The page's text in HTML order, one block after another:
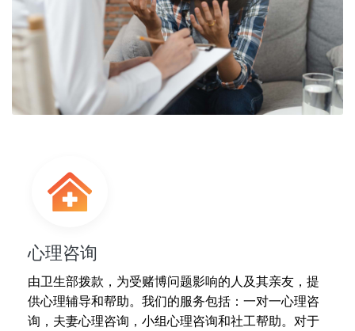
心理咨询
由卫生部拨款，为受赌博问题影响的人及其亲友，提
供心理辅导和帮助。我们的服务包括：一对一心理咨
询，夫妻心理咨询，小组心理咨询和社工帮助。对于